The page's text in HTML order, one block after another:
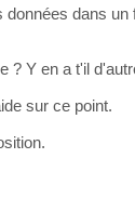
dans un
? Y en a t'il
sur ce point.